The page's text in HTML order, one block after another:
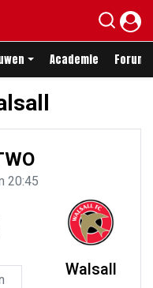
Academie Forum
20:45
Walsall